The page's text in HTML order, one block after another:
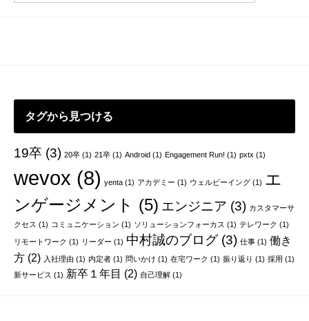
ビ
ョ
ン
タグから見つける
19卒(3) 20卒(1) 21卒(1) Android(1) Engagement Run! (1) pxtx (1)
wevox (8) yenta(1) アカデミー (1) ウェルビーイング(1) エ
ンゲージメント (5) エンジニア (3) カスタマーサ
クセス (1) コミュニケーション (1) ソリューションフォーカス (1) テレワーク (1)
リモートワーク (1) リーダー (1) 中村誠のブログ(3) 仕事(1) 働き
方(2) 入社理由 (1) 内定者(1) 問いかけ (1) 在宅ワーク (1) 振り返り (1) 採用 (1)
新サービス (1) 新卒１年目 (2) 自己理解(1)